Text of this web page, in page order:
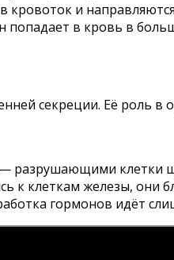
и
в кровь в
секреции. Её роль в
разрушающими
к клеткам железы, они
гормонов идёт